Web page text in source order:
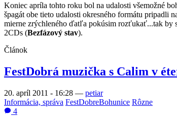
Koniec apríla tohto roku bol na udalosti všemožné
špagát obe tieto udalosti okresného formátu pripadli
mierne zrýchleného ďatľa pokúsim rozťukať...tak by
2CDs (Bezfázový stav).
Článok
FestDobrá muzička s Calim v
20. apríl 2011 - 16:28 — petiar
Informácia, správa FestDobreBohunice Rôzne
4